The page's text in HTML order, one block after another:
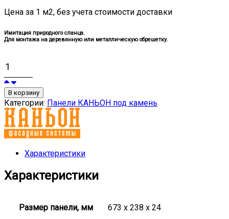
Цена за 1 м2, без учета стоимости доставки
Имитация природного сланца.
Для монтажа на деревянную или металлическую обрешетку.
В корзину
Категории: Панели КАНЬОН под камень
Характеристики
Характеристики
Размер панели, мм 673 x 238 x 24